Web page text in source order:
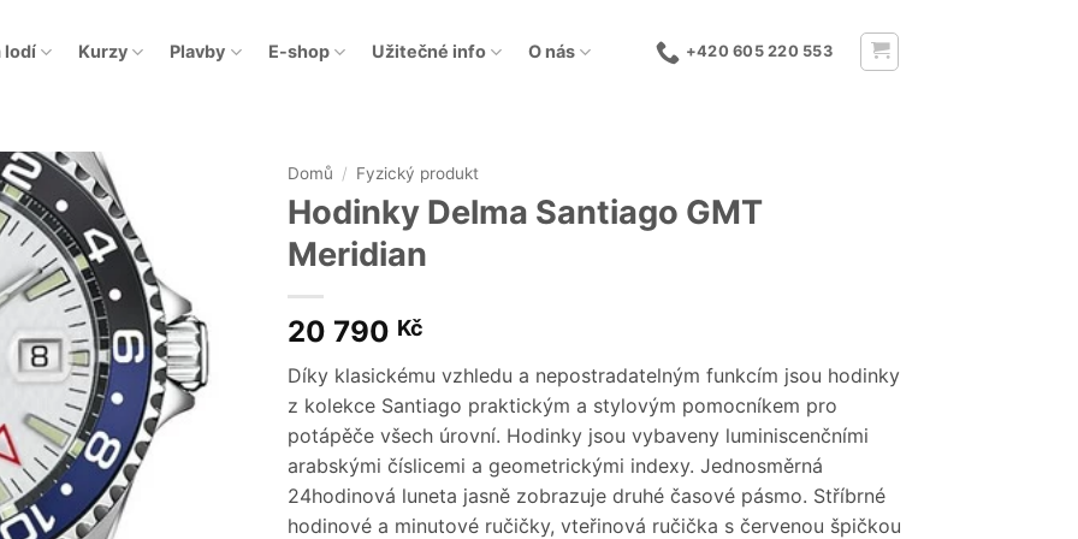
lodí Kurzy Plavby E-shop Užitečné info O nás +420 605 220 553
Domů / Fyzický produkt
Hodinky Delma Santiago GMT
Meridian
20 790 Kč
Díky klasickému vzhledu a nepostradatelným funkcím jsou hodinky
z kolekce Santiago praktickým a stylovým pomocníkem pro
potápěče všech úrovní. Hodinky jsou vybaveny luminiscenčními
arabskými číslicemi a geometrickými indexy. Jednosměrná
24hodinová luneta jasně zobrazuje druhé časové pásmo. Stříbrné
hodinové a minutové ručičky, vteřinová ručička s červenou špičkou